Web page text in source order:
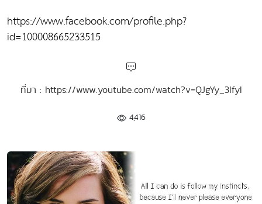
https://www.facebook.com/profile.php?
id=100008665233515
ที่มา : https://www.youtube.com/watch?v=QJgYy_3IfyI
4,416